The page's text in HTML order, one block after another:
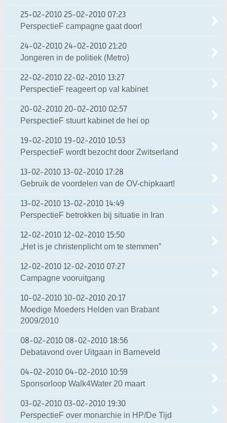
25-02-2010 25-02-2010 07:23
PerspectieF campagne gaat door!
24-02-2010 24-02-2010 21:20
Jongeren in de politiek (Metro)
22-02-2010 22-02-2010 13:27
PerspectieF reageert op val kabinet
20-02-2010 20-02-2010 02:57
PerspectieF stuurt kabinet de hei op
19-02-2010 19-02-2010 10:53
PerspectieF wordt bezocht door Zwitserland
13-02-2010 13-02-2010 17:28
Gebruik de voordelen van de OV-chipkaart!
13-02-2010 13-02-2010 14:49
PerspectieF betrokken bij situatie in Iran
12-02-2010 12-02-2010 15:50
„Het is je christenplicht om te stemmen”
12-02-2010 12-02-2010 07:27
Campagne vooruitgang
10-02-2010 10-02-2010 20:17
Moedige Moeders Helden van Brabant
2009/2010
08-02-2010 08-02-2010 18:56
Debatavond over Uitgaan in Barneveld
04-02-2010 04-02-2010 10:59
Sponsorloop Walk4Water 20 maart
03-02-2010 03-02-2010 19:30
PerspectieF over monarchie in HP/De Tijd